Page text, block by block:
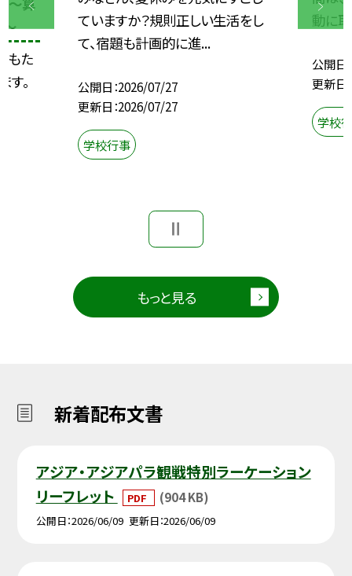
〜
もた
。
ていますか？規則正しい生活をし
て、宿題も計画的に進...
公開日 2026/07/27
更新日 2026/07/27
学校行事
動に
公開日
更新日
学校
もっと見る
新着配布文書
アジア・アジアパラ観戦特別ラーケーション
リーフレット
PDF (904 KB)
公開日 2026/06/09 更新日 2026/06/09